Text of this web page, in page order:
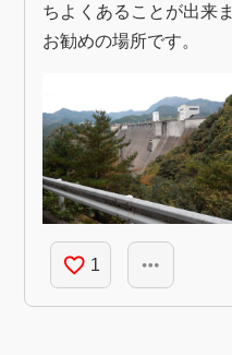
ちよくあることが出来
お勧めの場所です。
favorite_border 1 more_horiz